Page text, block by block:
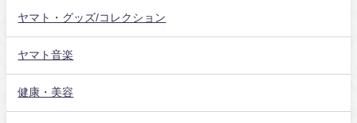
ヤマト・グッズ/コレクション
ヤマト音楽
健康・美容